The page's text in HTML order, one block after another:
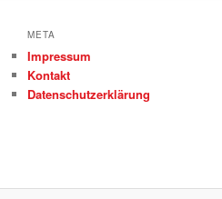
META
Impressum
Kontakt
Datenschutzerklärung